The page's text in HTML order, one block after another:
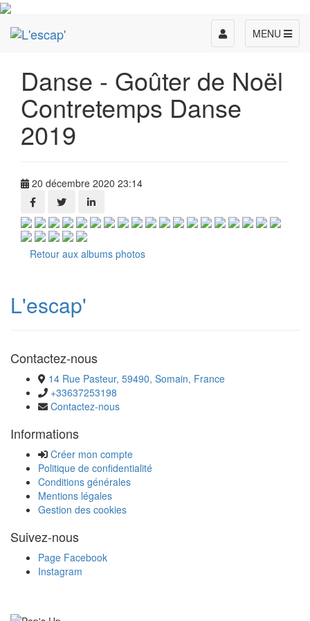
MENU
Toggle
navigation
Danse - Goûter de Noël
Contretemps Danse
2019
20 décembre 2020 23:14
Retour aux albums photos
L'escap'
Contactez-nous
14 Rue Pasteur, 59490, Somain, France
+33637253198
Contactez-nous
Informations
Créer mon compte
Politique de confidentialité
Conditions générales
Mentions légales
Gestion des cookies
Suivez-nous
Page Facebook
Instagram